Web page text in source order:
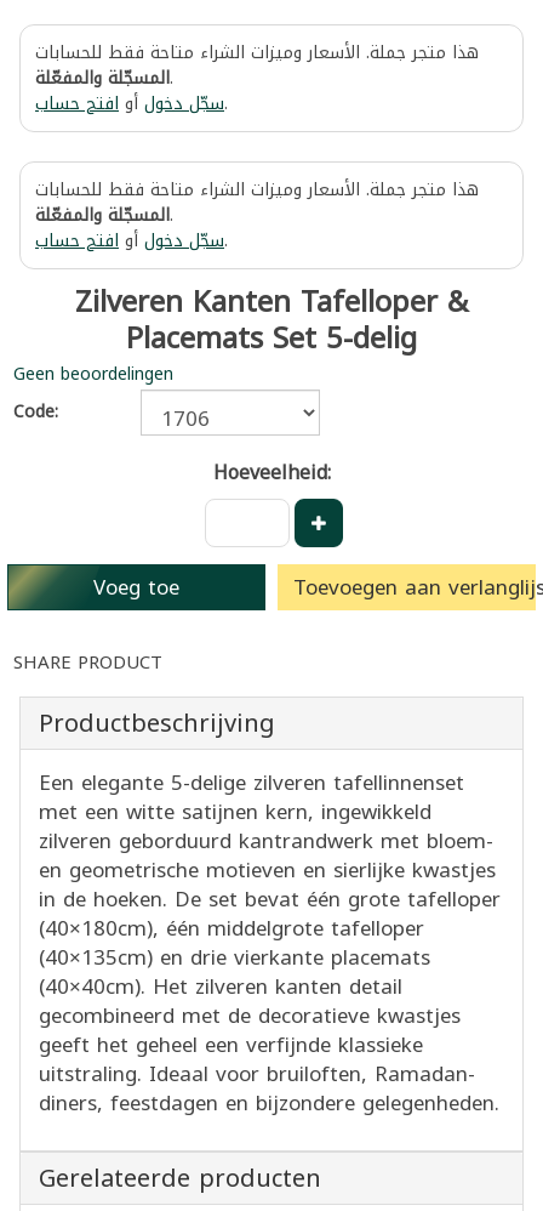
هذا متجر جملة. الأسعار وميزات الشراء متاحة فقط للحسابات
المسجّلة والمفعّلة.
سجّل دخولأوافتح حساب .
هذا متجر جملة. الأسعار وميزات الشراء متاحة فقط للحسابات
المسجّلة والمفعّلة.
سجّل دخولأوافتح حساب .
Zilveren Kanten Tafelloper &
Placemats Set 5-delig
Geen beoordelingen
Code:
Hoeveelheid:
Voeg toe Toevoegen aan
SHARE PRODUCT
Productbeschrijving
Een elegante 5-delige zilveren tafellinnenset
met een witte satijnen kern, ingewikkeld
zilveren geborduurd kantrandwerk met bloem-
en geometrische motieven en sierlijke kwastjes
in de hoeken. De set bevat één grote tafelloper
(40×180cm), één middelgrote tafelloper
(40×135cm) en drie vierkante placemats
(40×40cm). Het zilveren kanten detail
gecombineerd met de decoratieve kwastjes
geeft het geheel een verfijnde klassieke
uitstraling. Ideaal voor bruiloften, Ramadan-
diners, feestdagen en bijzondere gelegenheden.
Gerelateerde producten